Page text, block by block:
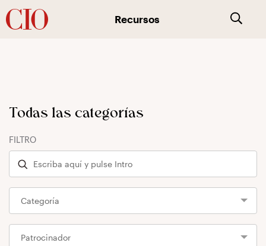
Recursos
Todas las categorías
FILTRO
Categoría
Patrocinador